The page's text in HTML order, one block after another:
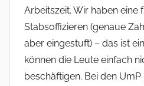
Arbeitszeit. Wir haben eine
Stabsoffizieren (genaue
aber eingestuft) – das ist
können die Leute einfach
beschäftigen. Bei den